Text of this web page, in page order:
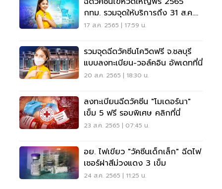
กทม. รวมจุดให้บริการถึง 31 ส.ค.นี้
คลิกที่นี่
17 ส.ค. 2565 | 17:59 น.
รวมจุดฉีดวัคซีนโควิดฟรี จ.ชลบุรี
แบบลงทะเบียน-วอล์คอิน อัพเดทที่นี่
20 ส.ค. 2565 | 18:30 น.
ลงทะเบียนฉีดวัคซีน "โมเดอร์นา"
เข็ม 5 ฟรี รอบพิเศษ คลิกที่นี่
23 ส.ค. 2565 | 07:45 น.
อย. ไฟเขียว "วัคซีนเด็กเล็ก" ฉีดไฟ
เซอร์ฝาสีม่วงแดง 3 เข็ม
24 ส.ค. 2565 | 11:25 น.